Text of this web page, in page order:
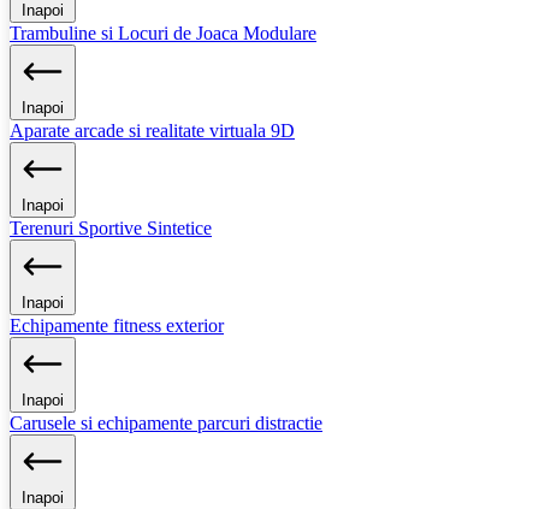
Inapoi
Trambuline si Locuri de Joaca Modulare
Inapoi
Aparate arcade si realitate virtuala 9D
Inapoi
Terenuri Sportive Sintetice
Inapoi
Echipamente fitness exterior
Inapoi
Carusele si echipamente parcuri distractie
Inapoi